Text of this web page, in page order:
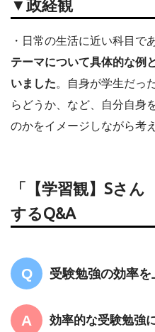
▼政経観
・日常の生活に近い科目で
テーマについて具体的な例
いました。自身が学生だっ
らどうか、など、自分自身
のかをイメージしながら考
「【学習観】Sさ
するQ&A
受験勉強の効率
効率的な受験勉強